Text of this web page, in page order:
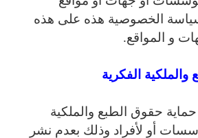
الخصوصية هذه على هذه
و المواقع.
الفكرية
حقوق الطبع والملكية
أو لأفراد وذلك بعدم نشر